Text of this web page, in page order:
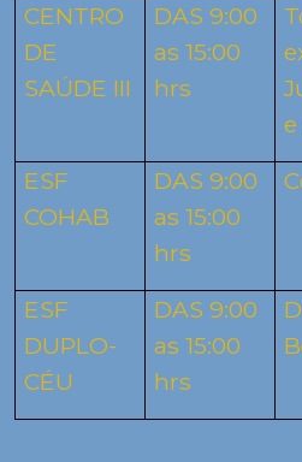
CENTRO
DE
SAÚDE III
DAS 9:00
as 15:00
hrs
ESF
COHAB
DAS 9:00
as 15:00
hrs
ESF
DUPLO-
CÉU
DAS 9:00
as 15:00
hrs